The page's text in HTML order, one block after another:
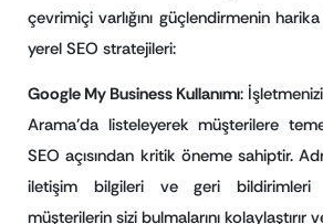
çevrimiçi varlığını güçlendirmenin
yerel SEO stratejileri:
Google My Business Kullanımı:
Arama’da listeleyerek müşterilere
SEO açısından kritik öneme sahiptir.
iletişim bilgileri ve geri bildirimleri
müşterilerin sizi bulmalarını kolaylaştırır